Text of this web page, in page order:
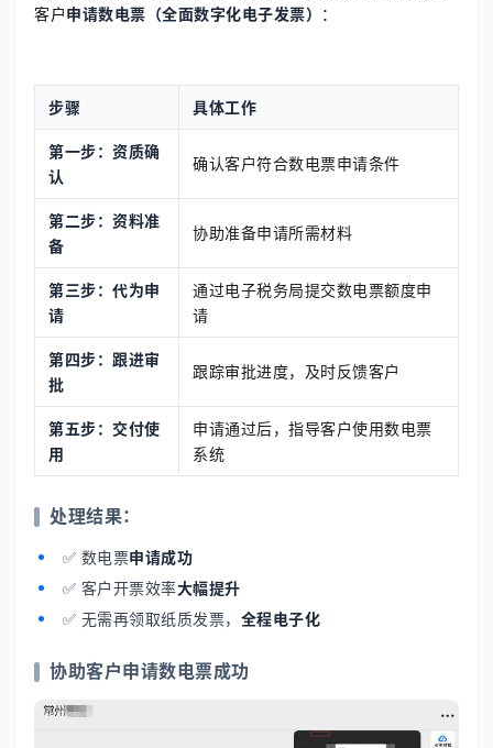
客户申请数电票（全面数字化电子发票） ：
步骤 具体工作
第一步：资质确
认
确认客户符合数电票申请条件
第二步：资料准
备
协助准备申请所需材料
第三步：代为申
请
通过电子税务局提交数电票额度申
请
第四步：跟进审
批
跟踪审批进度，及时反馈客户
第五步：交付使
用
申请通过后，指导客户使用数电票
系统
处理结果：
✅ 数电票申请成功
✅ 客户开票效率大幅提升
✅ 无需再领取纸质发票， 全程电子化
协助客户申请数电票成功